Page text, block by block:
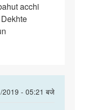
acchi
2019 - 05:21 बजे